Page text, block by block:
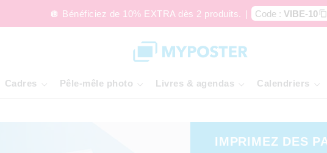
🪩 Bénéficiez de 10% EXTRA dès 2 produits. | Code : VIBE-10
Cadres Pêle-mêle photo Livres & agendas Calendriers
IMPRIMEZ DES